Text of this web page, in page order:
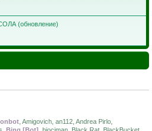
(обновление)
, Amigovich, an112, Andrea Pirlo,
Bing [Bot] , biociman, Black Rat, BlackBucket,